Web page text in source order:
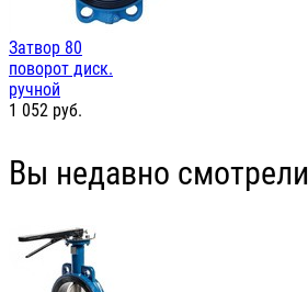
Затвор 80
поворот диск.
ручной
1 052 руб.
Вы недавно смотрели